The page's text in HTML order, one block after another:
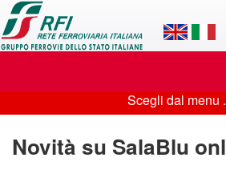
Applicazione
SalaBlu
Online
di
Rete
Ferroviaria
Scegli
dal
menu
Scegli dal menu
Novità su SalaBlu